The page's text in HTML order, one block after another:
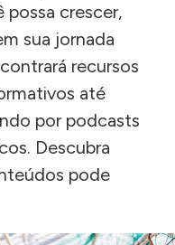
possa crescer,
sua jornada
recursos
até
por podcasts
Descubra
pode